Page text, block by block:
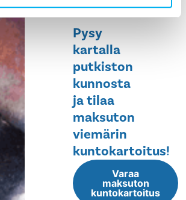
elinikää.
Pysy
kartalla
putkiston
kunnosta
ja tilaa
maksuton
viemärin
kuntokartoitus!
Varaa
maksuton
kuntokartoitus